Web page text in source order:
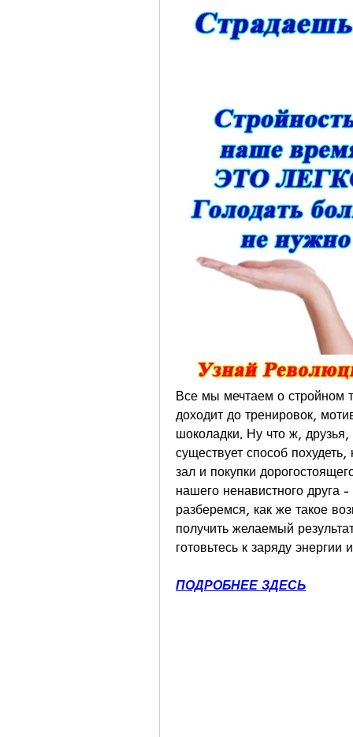
Все мы мечтаем о стройном
доходит до тренировок,
шоколадки. Ну что ж,
существует способ
зал и покупки
нашего ненавистного друга
разберемся, как же такое
получить желаемый
готовьтесь к заряду энергии
ПОДРОБНЕЕ ЗДЕСЬ